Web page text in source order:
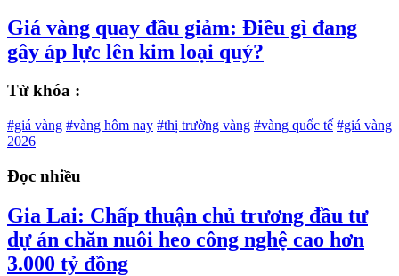
Giá vàng quay đầu giảm: Điều gì đang
gây áp lực lên kim loại quý?
Từ khóa :
#giá vàng #vàng hôm nay #thị trường vàng #vàng quốc tế #giá vàng
2026
Đọc nhiều
Gia Lai: Chấp thuận chủ trương đầu tư
dự án chăn nuôi heo công nghệ cao hơn
3.000 tỷ đồng